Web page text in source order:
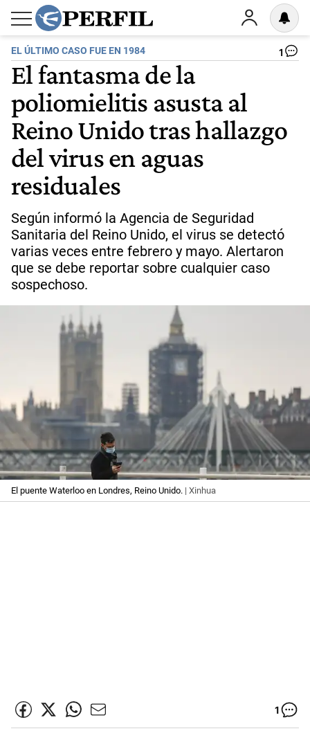
EL ÚLTIMO CASO FUE EN 1984 1
El fantasma de la
poliomielitis asusta al
Reino Unido tras hallazgo
del virus en aguas
residuales
Según informó la Agencia de Seguridad
Sanitaria del Reino Unido, el virus se detectó
varias veces entre febrero y mayo. Alertaron
que se debe reportar sobre cualquier caso
sospechoso.
El puente Waterloo en Londres, Reino Unido. | Xinhua
1